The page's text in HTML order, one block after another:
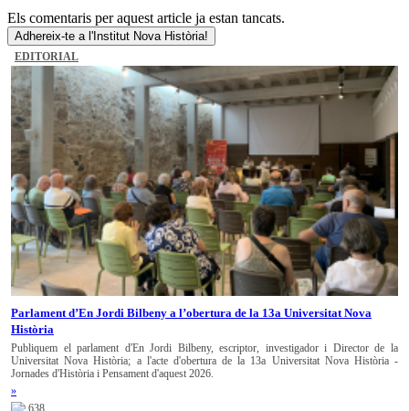
Els comentaris per aquest article ja estan tancats.
Adhereix-te a l'Institut Nova Història!
EDITORIAL
Parlament d’En Jordi Bilbeny a l’obertura de la 13a Universitat Nova
Història
Publiquem el parlament d'En Jordi Bilbeny, escriptor, investigador i Director de la
Universitat Nova Història; a l'acte d'obertura de la 13a Universitat Nova Història -
Jornades d'Història i Pensament d'aquest 2026.
»